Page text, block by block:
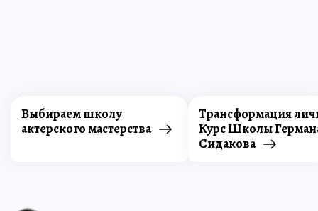
Выбираем школу
актерского мастерства
Трансформация
Курс Школы
Сидакова